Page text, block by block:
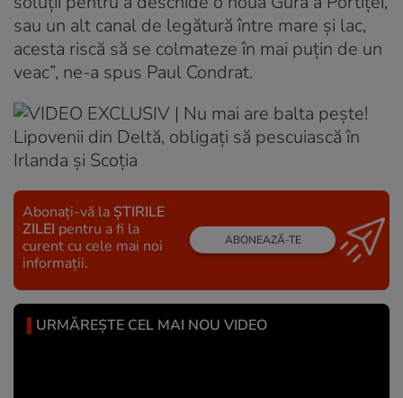
sau un alt canal de legătură între mare și lac,
acesta riscă să se colmateze în mai puțin de un
veac”, ne-a spus Paul Condrat.
Abonați-vă la ȘTIRILE
ZILEI pentru a fi la
curent cu cele mai noi
informații.
ABONEAZĂ-TE
URMĂREȘTE CEL MAI NOU VIDEO